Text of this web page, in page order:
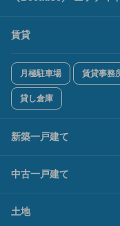
賃貸
月極駐車場 賃貸事務
貸し倉庫
新築一戸建て
中古一戸建て
土地